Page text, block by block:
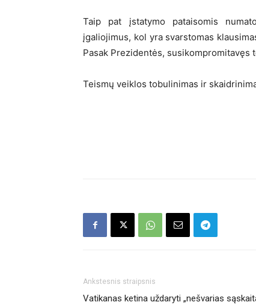
Taip pat įstatymo pataisomis
įgaliojimus, kol yra svarstomas
Pasak Prezidentės,
Teismų veiklos tobulinimas ir
Ankstesnis straipsnis
Vatikanas ketina uždaryti „nešvarias